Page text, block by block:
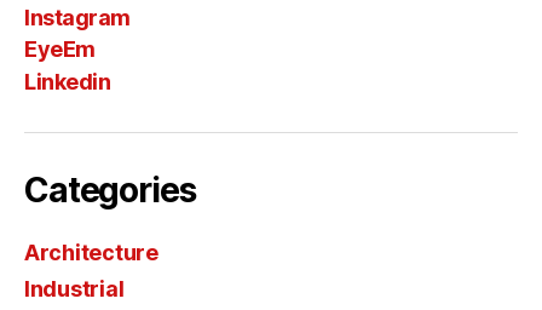
Instagram
EyeEm
Linkedin
Categories
Architecture
Industrial